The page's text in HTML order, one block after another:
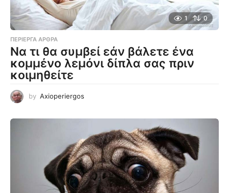
1 0
ΠΕΡΊΕΡΓΑ ΆΡΘΡΑ
Να τι θα συμβεί εάν βάλετε ένα
κομμένο λεμόνι δίπλα σας πριν
κοιμηθείτε
by Axioperiergos